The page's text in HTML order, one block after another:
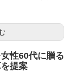
性60代に贈る
提案